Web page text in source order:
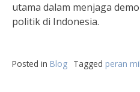
utama dalam menjaga
politik di Indonesia.
Posted in Blog Tagged peran